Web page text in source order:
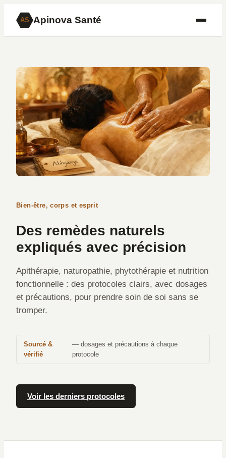
AS Apinova Santé
Bien-être, corps et esprit
Des remèdes naturels
expliqués avec précision
Apithérapie, naturopathie, phytothérapie et nutrition
fonctionnelle : des protocoles clairs, avec dosages
et précautions, pour prendre soin de soi sans se
tromper.
Sourcé &
vérifié
— dosages et précautions à chaque
protocole
Voir les derniers protocoles